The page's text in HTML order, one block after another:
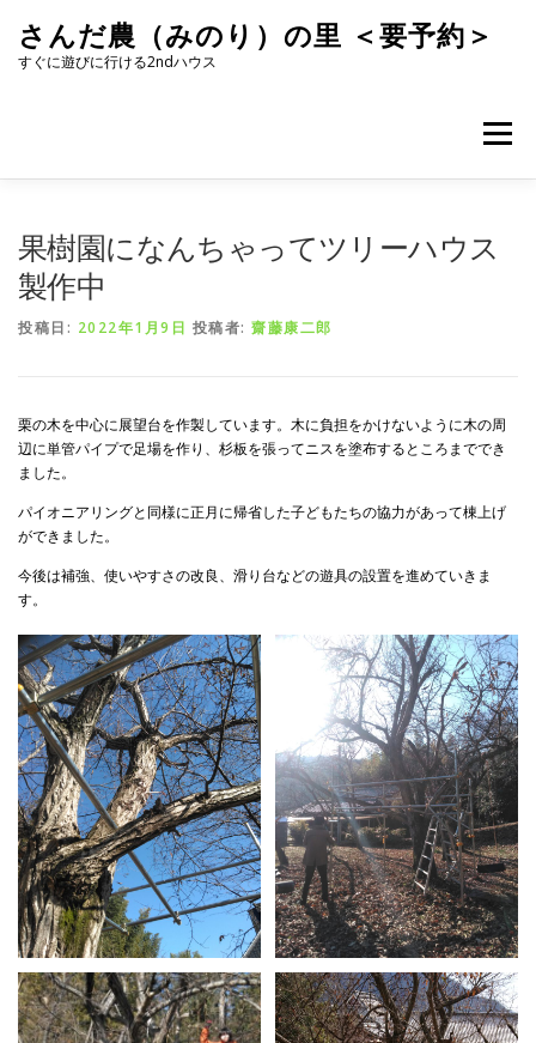
キ
さんだ農（みのり）の里 ＜要予約＞
すぐに遊びに行ける2ndハウス
メニュー
果樹園になんちゃってツリーハウス
製作中
投稿日: 2022年1月9日 投稿者: 齋藤康二郎
栗の木を中心に展望台を作製しています。木に負担をかけないように木の周
辺に単管パイプで足場を作り、杉板を張ってニスを塗布するところまででき
ました。
パイオニアリングと同様に正月に帰省した子どもたちの協力があって棟上げ
ができました。
今後は補強、使いやすさの改良、滑り台などの遊具の設置を進めていきま
す。